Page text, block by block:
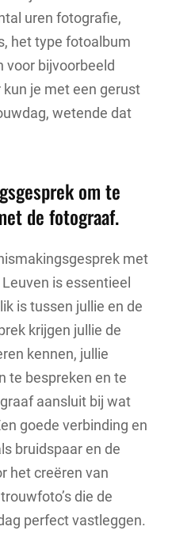
uren fotografie,
het type fotoalbum
voor bijvoorbeeld
je met een gerust
wetende dat
om te
de fotograaf.
met
is essentieel
is tussen jullie en de
krijgen jullie de
kennen, jullie
te bespreken en te
aansluit bij wat
goede verbinding en
bruidspaar en de
het creëren van
die de
perfect vastleggen.